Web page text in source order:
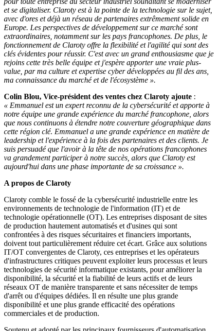
et se digitaliser. Claroty est à la pointe de la technologie sur le sujet,
avec d'ores et déjà un réseau de partenaires extrêmement solide en
Europe. Les perspectives de développement sur ce marché sont
extraordinaires, notamment sur les pays francophones. De plus, le
fonctionnement de Claroty offre la flexibilité et l'agilité qui sont des
clés évidentes pour réussir. C'est avec un grand enthousiasme que je
rejoins cette très belle équipe et j'espère apporter une vraie plus-
value, par ma culture et expertise cyber développées au fil des ans,
ma connaissance du marché et de l'écosystème ».
Colin Blou, Vice-président des ventes chez Claroty ajoute :
« Emmanuel est un expert reconnu de la cybersécurité et apporte à
notre équipe une grande expérience du marché francophone, alors
que nous continuons à étendre notre couverture géographique dans
cette région clé. Emmanuel a une grande expérience en matière de
leadership et l'expérience à la fois des partenaires et des clients. Je
suis persuadé que l'avoir à la tête de nos opérations francophones
va grandement participer à notre succès, alors que Claroty est
aujourd'hui dans une phase importante de sa croissance ».
A propos de Claroty
Claroty comble le fossé de la cybersécurité industrielle entre les
environnements de technologie de l'information (IT) et de
technologie opérationnelle (OT). Les entreprises disposant de sites
de production hautement automatisés et d'usines qui sont
confrontées à des risques sécuritaires et financiers importants,
doivent tout particulièrement réduire cet écart. Grâce aux solutions
IT/OT convergentes de Claroty, ces entreprises et les opérateurs
d'infrastructures critiques peuvent exploiter leurs processus et leurs
technologies de sécurité informatique existants, pour améliorer la
disponibilité, la sécurité et la fiabilité de leurs actifs et de leurs
réseaux OT de manière transparente et sans nécessiter de temps
d'arrêt ou d'équipes dédiées. Il en résulte une plus grande
disponibilité et une plus grande efficacité des opérations
commerciales et de production.